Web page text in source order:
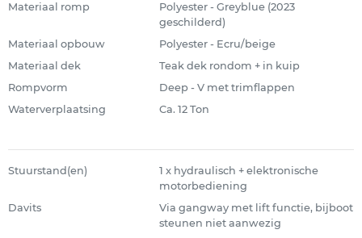
Materiaal romp
Polyester - Greyblue (2023
geschilderd)
Materiaal opbouw
Polyester - Ecru/beige
Materiaal dek
Teak dek rondom + in kuip
Rompvorm
Deep - V met trimflappen
Waterverplaatsing
Ca. 12 Ton
Stuurstand(en)
1 x hydraulisch + elektronische
motorbediening
Davits
Via gangway met lift functie, bijboot
steunen niet aanwezig